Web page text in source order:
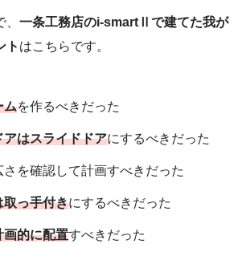
一条工務店のi-smartⅡで建てた我が
ト はこちらです。
ムを作るべきだった
はスライドドアにするべきだった
さを確認して計画すべきだった
取っ手付きにするべきだった
画的に配置すべきだった